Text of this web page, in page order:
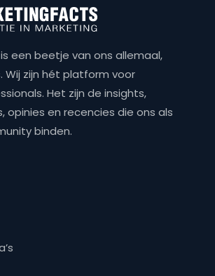
een beetje van ons allemaal,
Wij zijn hét platform voor
Het zijn de insights,
opinies en recencies die ons als
binden.